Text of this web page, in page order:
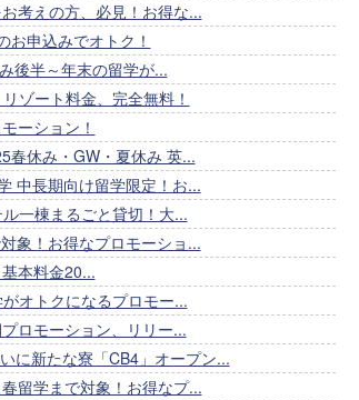
考えの方、必見！お得な...
お申込みでオトク！
後半～年末の留学が...
ゾート料金、完全無料！
ーション！
春休み・GW・夏休み 英...
中長期向け留学限定！お...
一棟まるごと貸切！大...
象！お得なプロモーショ...
本料金20...
オトクになるプロモー...
ロモーション、リリー...
に新たな寮「CB4」オープン...
留学まで対象！お得なプ...